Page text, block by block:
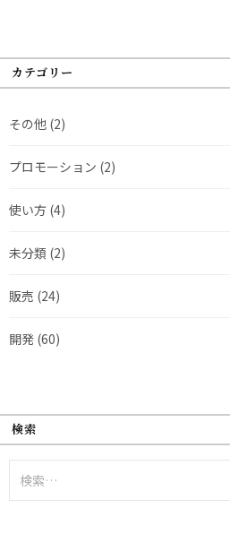
カテゴリー
その他 (2)
プロモーション (2)
使い方 (4)
未分類 (2)
販売 (24)
開発 (60)
検索
索: